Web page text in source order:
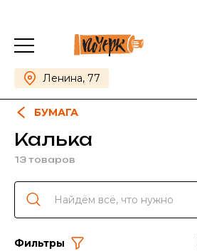
Ленина, 77
БУМАГА
Калька
13 товаров
Фильтры